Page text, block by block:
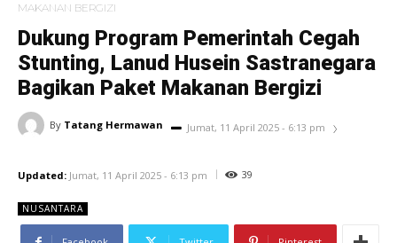
MAKANAN BERGIZI
Dukung Program Pemerintah Cegah
Stunting, Lanud Husein Sastranegara
Bagikan Paket Makanan Bergizi
By Tatang Hermawan Jumat, 11 April 2025 - 6:13 pm
Updated: Jumat, 11 April 2025 - 6:13 pm 39
NUSANTARA